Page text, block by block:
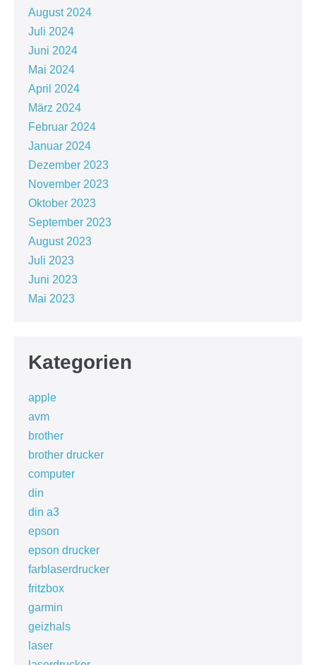
August 2024
Juli 2024
Juni 2024
Mai 2024
April 2024
März 2024
Februar 2024
Januar 2024
Dezember 2023
November 2023
Oktober 2023
September 2023
August 2023
Juli 2023
Juni 2023
Mai 2023
Kategorien
apple
avm
brother
brother drucker
computer
din
din a3
epson
epson drucker
farblaserdrucker
fritzbox
garmin
geizhals
laser